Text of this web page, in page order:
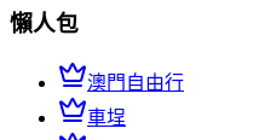
懶人包
澳門自由行
車埕